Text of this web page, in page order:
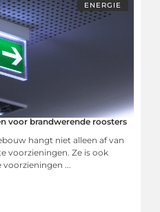
ENERGIE
voor brandwerende roosters
hangt niet alleen af van
voorzieningen. Ze is ook
voorzieningen ...